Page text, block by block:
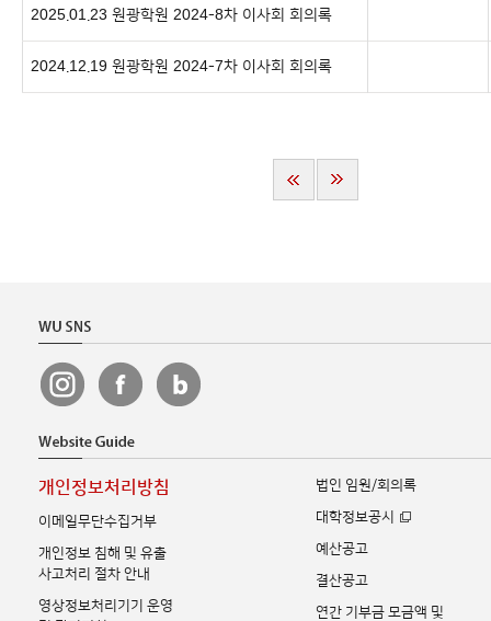
2025.01.23 원광학원 2024-8차 이사회 회의록
2024.12.19 원광학원 2024-7차 이사회 회의록
개인정보처리방침
이메일무단수집거부
개인정보 침해 및 유출
사고처리 절차 안내
영상정보처리기기 운영
법인 임원/회의록
대학정보공시
예산공고
결산공고
연간 기부금 모금액 및